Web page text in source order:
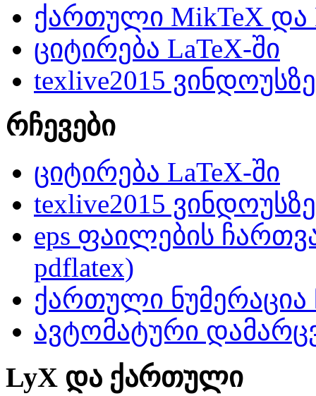
ქართული MikTeX და
ციტირება LaTeX-ში
texlive2015 ვინდოუსზე
რჩევები
ციტირება LaTeX-ში
texlive2015 ვინდოუსზე
eps ფაილების
pdflatex)
ქართული
ავტომატური
LyX და ქართული